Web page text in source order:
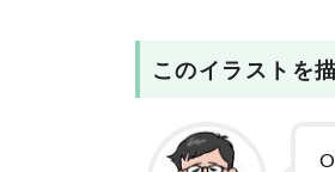
このイラストを